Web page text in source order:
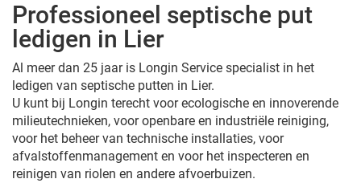
Professioneel septische put
ledigen in Lier
Al meer dan 25 jaar is Longin Service specialist in het
ledigen van septische putten in Lier.
U kunt bij Longin terecht voor ecologische en innoverende
milieutechnieken, voor openbare en industriële reiniging,
voor het beheer van technische installaties, voor
afvalstoffenmanagement en voor het inspecteren en
reinigen van riolen en andere afvoerbuizen.